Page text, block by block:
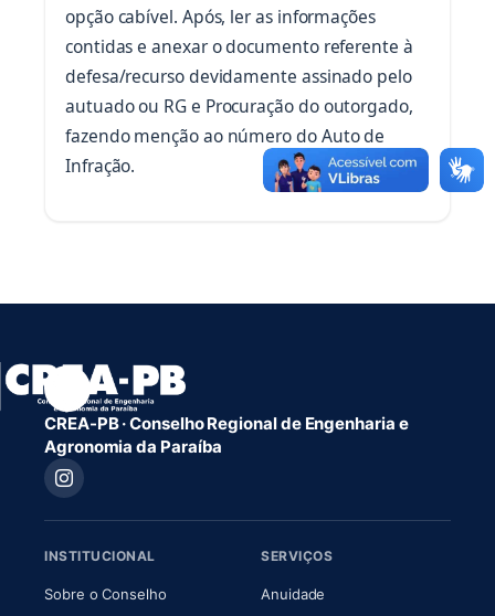
opção cabível. Após, ler as informações
contidas e anexar o documento referente à
defesa/recurso devidamente assinado pelo
autuado ou RG e Procuração do outorgado,
fazendo menção ao número do Auto de
Infração.
CREA-PB · Conselho Regional de Engenharia e
Agronomia da Paraíba
INSTITUCIONAL
Sobre o Conselho(abre em nova aba)
SERVIÇOS
Anuidade